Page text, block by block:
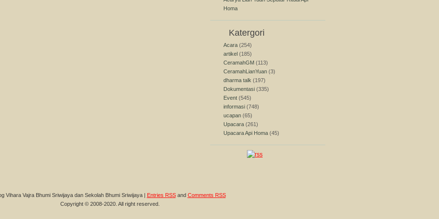
Homa
Katergori
Acara (254)
artikel (185)
CeramahGM (113)
CeramahLianYuan (3)
dharma talk (197)
Dokumentasi (335)
Event (545)
informasi (748)
ucapan (65)
Upacara (261)
Upacara Api Homa (45)
Vihara Vajra Bhumi Sriwijaya dan Sekolah Bhumi Sriwijaya | Entries RSSand Comments RSS
Copyright © 2008-2020. All right reserved.